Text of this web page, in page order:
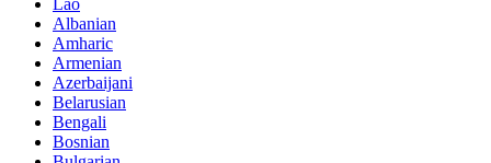
Albanian
Amharic
Armenian
Azerbaijani
Belarusian
Bengali
Bosnian